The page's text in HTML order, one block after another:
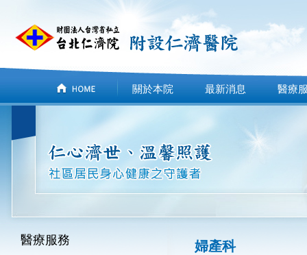
關於本院 最新消息 醫療
醫療服務 婦產科